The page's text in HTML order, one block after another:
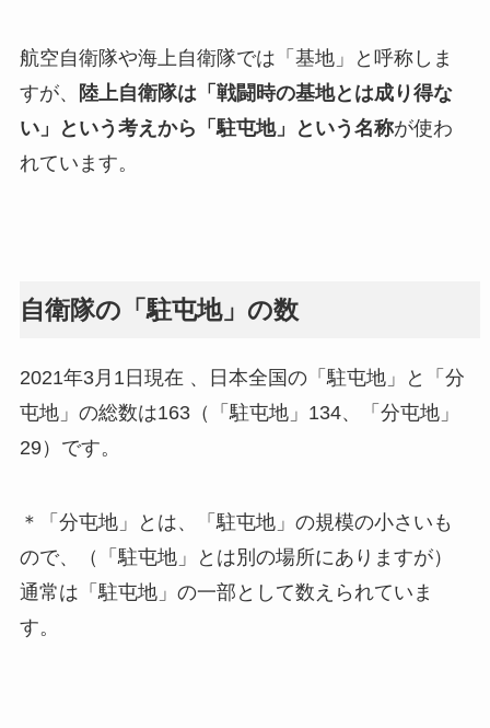
航空自衛隊や海上自衛隊では「基地」と呼称しま
すが、
陸上自衛隊は「戦闘時の基地とは成り得な
い」という考えから「駐屯地」という名称が使わ
れています。
自衛隊の「駐屯地」の数
2021年3月1日現在 、日本全国の「駐屯地」と「分
屯地」の総数は163（「駐屯地」134、「分屯地」
29）です。
＊「分屯地」とは、「駐屯地」の規模の小さいも
ので、（「駐屯地」とは別の場所にありますが）
通常は「駐屯地」の一部として数えられていま
す。